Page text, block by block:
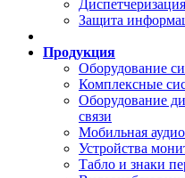
Диспетчеризация
Защита
Продукция
Оборудование
Комплексные
Оборудование
связи
Мобильная
Устройства
Табло и знаки